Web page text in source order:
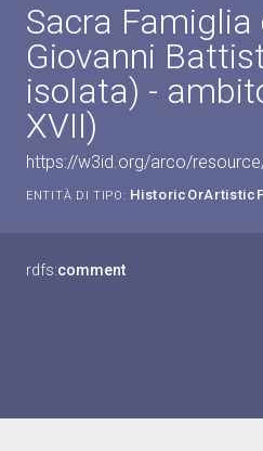
Sacra Famiglia
Giovanni
isolata) -
XVII)
https://w3id.org/arco/
ENTITÀ DI TIPO:
rdfs:comment